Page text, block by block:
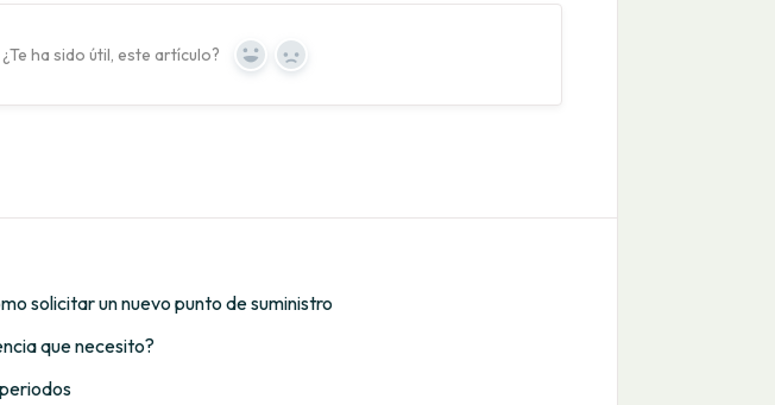
¿Te ha sido útil, este artículo? Yes No
solicitar un nuevo punto de suministro
que necesito?